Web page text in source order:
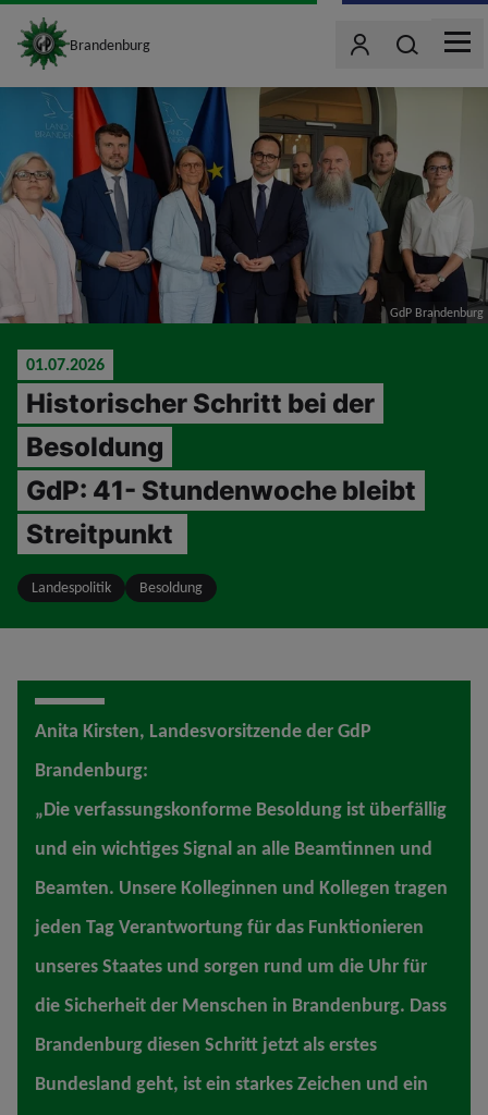
jumpToMain
site_logo
Brandenburg BenutzerWonach
MENU
GdP Brandenburg
01.07.2026
Historischer Schritt bei der
Besoldung
GdP: 41- Stundenwoche bleibt
Streitpunkt
Landespolitik Besoldung
Anita Kirsten, Landesvorsitzende der GdP
Brandenburg:
„Die verfassungskonforme Besoldung ist überfällig
und ein wichtiges Signal an alle Beamtinnen und
Beamten. Unsere Kolleginnen und Kollegen tragen
jeden Tag Verantwortung für das Funktionieren
unseres Staates und sorgen rund um die Uhr für
die Sicherheit der Menschen in Brandenburg. Dass
Brandenburg diesen Schritt jetzt als erstes
Bundesland geht, ist ein starkes Zeichen und ein